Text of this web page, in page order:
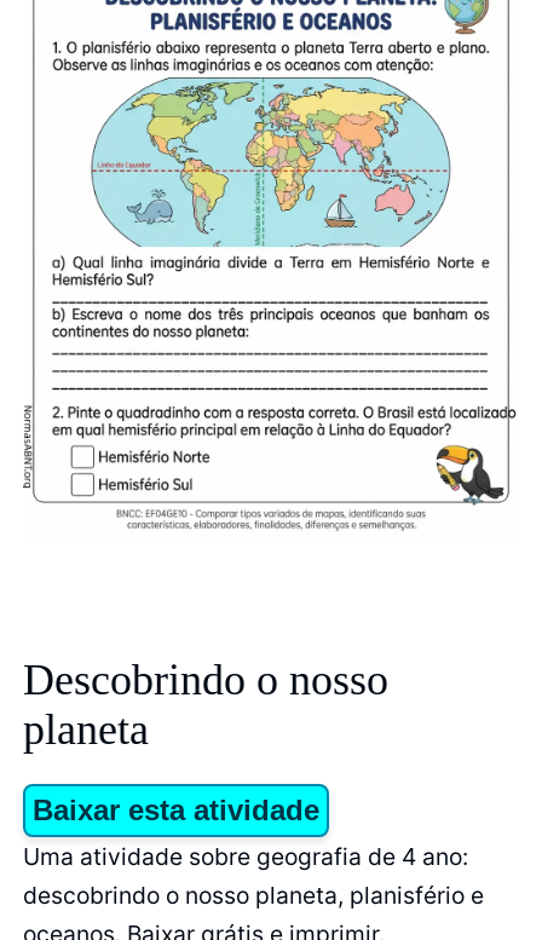
Descobrindo o nosso
planeta
Baixar esta atividade
Uma atividade sobre geografia de 4 ano:
descobrindo o nosso planeta, planisfério e
oceanos. Baixar grátis e imprimir.